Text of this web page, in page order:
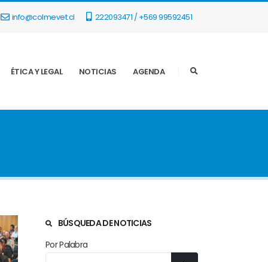
info@colmevet.cl 222093471 / +569 99592451
ÉTICA Y LEGAL NOTICIAS AGENDA
BÚSQUEDA DE NOTICIAS
Por Palabra